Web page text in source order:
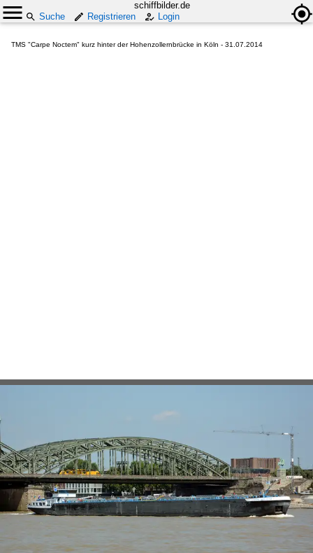
schiffbilder.de
Suche
Registrieren Login
TMS "Carpe Noctem" kurz hinter der Hohenzollernbrücke in Köln - 31.07.2014